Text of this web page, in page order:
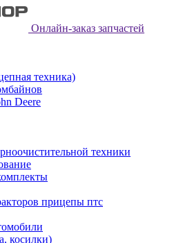
Онлайн-заказ запчастей
техника)
Deere
техники
прицепы птс
косилки)